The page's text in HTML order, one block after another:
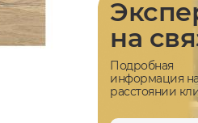
на
Подробная
информация
расстоянии